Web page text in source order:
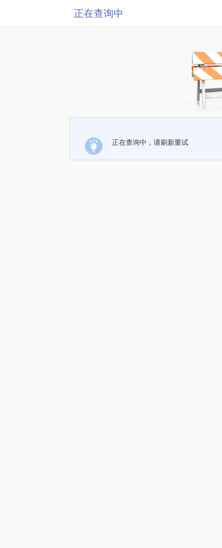
正在查询中
正在查询中，请刷新重试